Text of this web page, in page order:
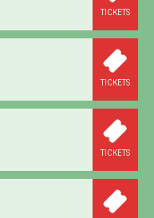
TICKETS
TICKETS
TICKETS